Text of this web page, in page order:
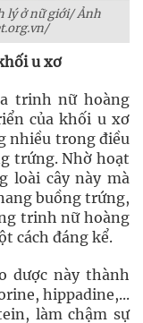
lý ở nữ giới/Ảnh
u xơ
trinh nữ hoàng
của khối u xơ
nhiều trong điều
trứng. Nhờ hoạt
loài cây này mà
buồng trứng,
trinh nữ hoàng
cách đáng kể.
dược này thành
hippadine,...
làm chậm sự